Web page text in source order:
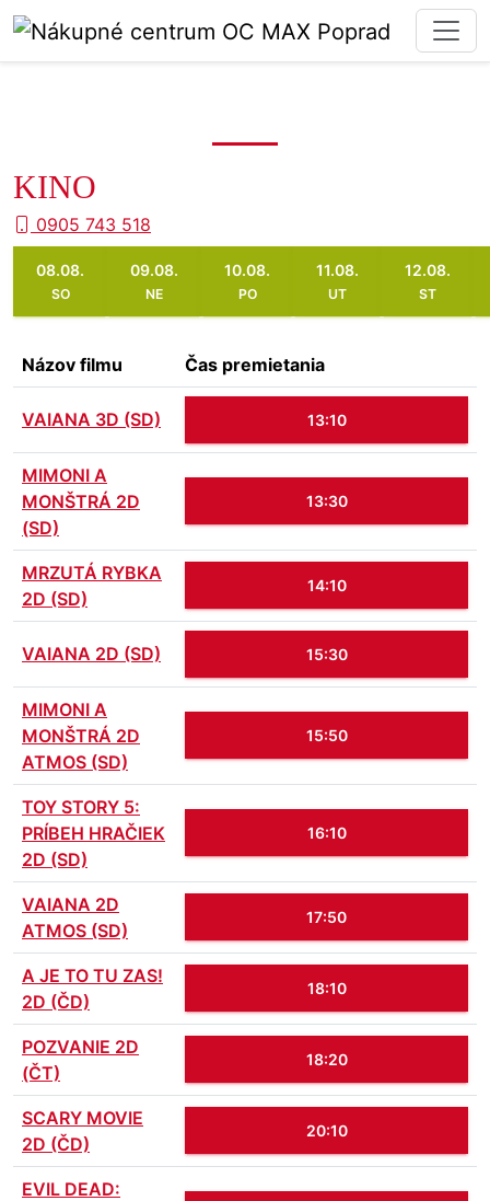
KINO
0905 743 518
08.08.
SO
09.08.
NE
10.08.
PO
11.08.
UT
12.08.
ST
Názov filmu Čas premietania
VAIANA 3D (SD) 13:10
MIMONI A
MONŠTRÁ 2D
(SD)
13:30
MRZUTÁ RYBKA
2D (SD)
14:10
VAIANA 2D (SD) 15:30
MIMONI A
MONŠTRÁ 2D
ATMOS (SD)
15:50
TOY STORY 5:
PRÍBEH HRAČIEK
2D (SD)
16:10
VAIANA 2D
ATMOS (SD)
17:50
A JE TO TU ZAS!
2D (ČD)
18:10
POZVANIE 2D
(ČT)
18:20
SCARY MOVIE
2D (ČD)
20:10
EVIL DEAD: